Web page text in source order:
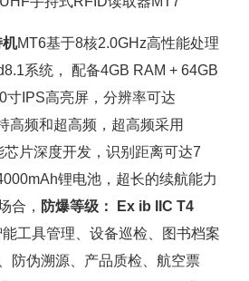
机MT6基于8核2.0GHz高性能处理
系统， 配备4GB RAM + 64GB
寸IPS高亮屏，分辨率可达
高频和超高频，超高频采用
芯片深度开发，识别距离可达7
锂电池，超长的续航能力
合， 防爆等级： Ex ib IIC T4
能工具管理 、设备巡检、图书档案
、防伪溯源、产品质检、航空票